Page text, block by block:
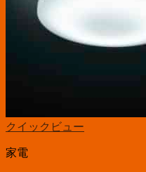
クイックビュー
家電